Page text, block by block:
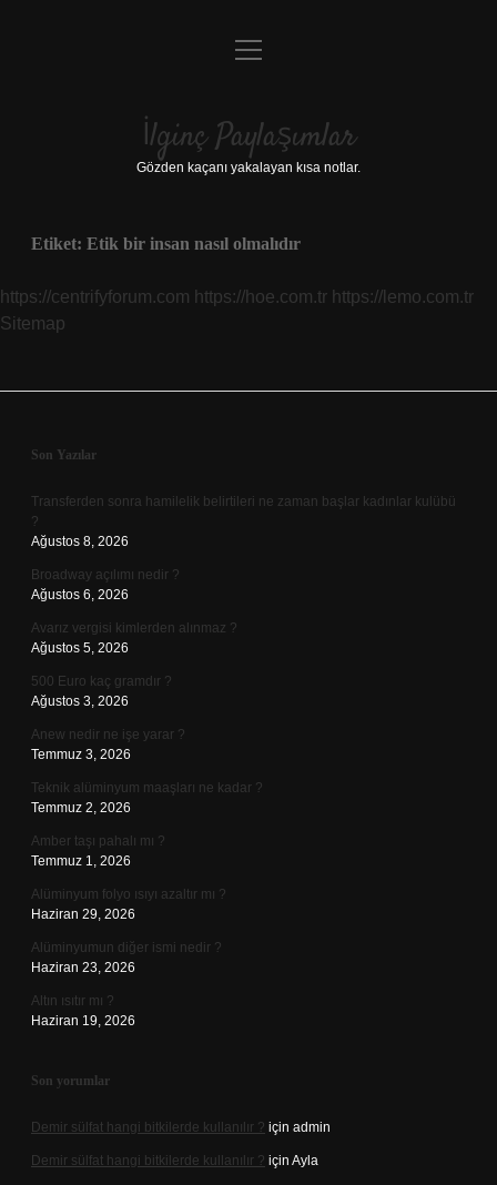
Anasayfa
Yasal Uyarı
menüyü
İlginç Paylaşımlar
Gözden kaçanı yakalayan kısa notlar.
Etiket: Etik bir insan nasıl olmalıdır
https://centrifyforum.com https://hoe.com.tr https://lemo.com.tr
Sitemap
Sidebar
Son Yazılar
Transferden sonra hamilelik belirtileri ne zaman başlar kadınlar kulübü
?
Ağustos 8, 2026
Broadway açılımı nedir ?
Ağustos 6, 2026
Avarız vergisi kimlerden alınmaz ?
Ağustos 5, 2026
500 Euro kaç gramdır ?
Ağustos 3, 2026
Anew nedir ne işe yarar ?
Temmuz 3, 2026
Teknik alüminyum maaşları ne kadar ?
Temmuz 2, 2026
Amber taşı pahalı mı ?
Temmuz 1, 2026
Alüminyum folyo ısıyı azaltır mı ?
Haziran 29, 2026
Alüminyumun diğer ismi nedir ?
Haziran 23, 2026
Altın ısıtır mı ?
Haziran 19, 2026
Son yorumlar
Demir sülfat hangi bitkilerde kullanılır ? için admin
Demir sülfat hangi bitkilerde kullanılır ? için Ayla